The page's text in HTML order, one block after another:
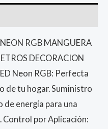
RGB MANGUERA
DECORACION
Neon RGB: Perfecta
de tu hogar. Suministro
de energía para una
Control por Aplicación: